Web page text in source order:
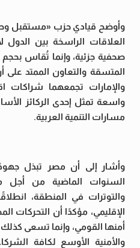
وأوضح قيادي حزب «مستقبل
العلاقات الراسخة بين
صحفية جزئية، وإنما تُقاس
المتسقة والتعاون الممتد على
والإمارات تجمعهما شراكات
واسعة تمثل إحدى الركائز
مسارات التنمية العربية.
وأشار إلى أن مصر تبذل
السنوات الماضية من أجل
والتوترات في المنطقة،
الإقليمي، مؤكدًا أن التحركات
أمنها القومي، وإنما تسعى كذلك
والأمنية الأوسع لكافة